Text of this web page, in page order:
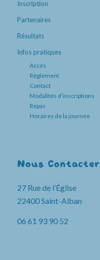
Inscription
Partenaires
Résultats
Infos pratiques
Accès
Règlement
Contact
Modalités d’inscriptions
Repas
Horaires de la journée
Nous Contacter
27 Rue de l’Église
22400 Saint-Alban
06 61 93 90 52